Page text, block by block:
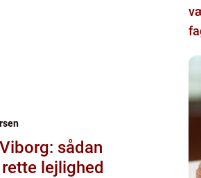
sådan
lejlighed